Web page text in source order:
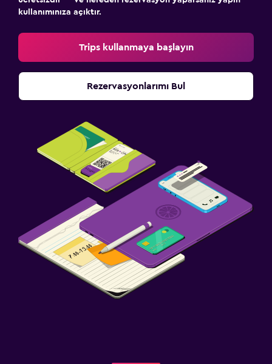
Erişilebilirlik ve uygunluk
Birimin tamamı zemin katta
Özel Sigara İçilir Alan
Sigara içilmeyen odalar mevcut
Üst katlara merdivenle erişilebilir
Medya ve eğlence
kullanımınıza açıktır.
Trips kullanmaya başlayın
Rezervasyonlarımı Bul